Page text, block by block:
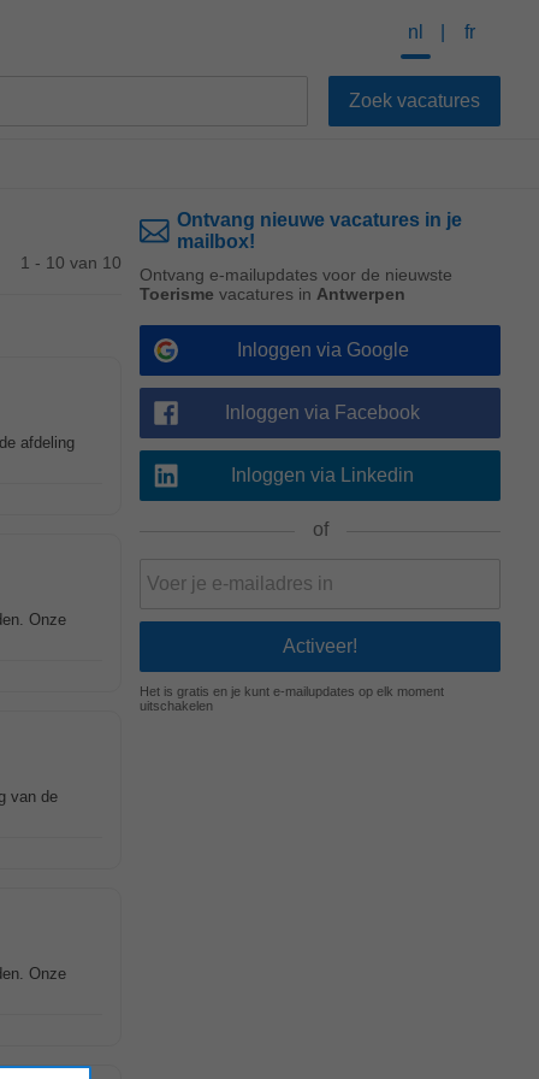
nl fr
1 - 10 van 10
afdeling
Onze
van de
Onze
Ontvang nieuwe vacatures in je
mailbox!
Ontvang e-mailupdates voor de nieuwste
Toerisme vacatures in Antwerpen
Inloggen via Google
Inloggen via Facebook
Inloggen via Linkedin
of
Het is gratis en je kunt e-mailupdates op elk moment
uitschakelen